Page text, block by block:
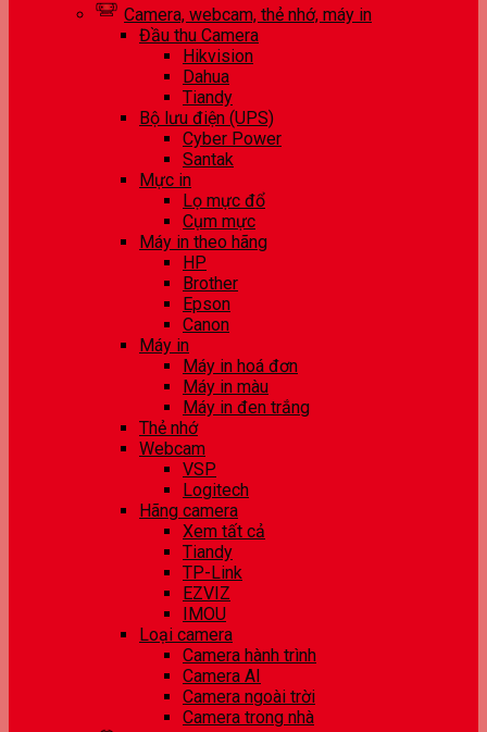
Camera, webcam, thẻ nhớ, máy in
Đầu thu Camera
Hikvision
Dahua
Tiandy
Bộ lưu điện (UPS)
Cyber Power
Santak
Mực in
Lọ mực đổ
Cụm mực
Máy in theo hãng
HP
Brother
Epson
Canon
Máy in
Máy in hoá đơn
Máy in màu
Máy in đen trắng
Thẻ nhớ
Webcam
VSP
Logitech
Hãng camera
Xem tất cả
Tiandy
TP-Link
EZVIZ
IMOU
Loại camera
Camera hành trình
Camera AI
Camera ngoài trời
Camera trong nhà